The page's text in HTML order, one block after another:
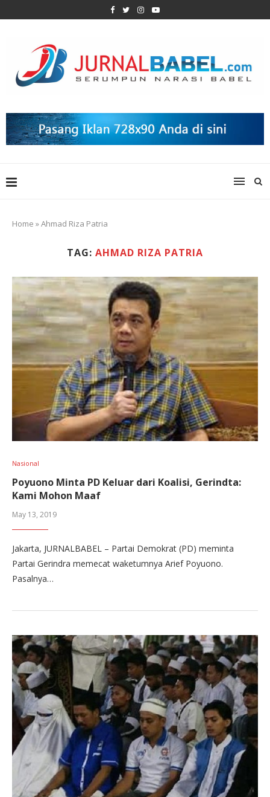
Home »Ahmad Riza Patria
TAG: AHMAD RIZA PATRIA
Nasional
Poyuono Minta PD Keluar dari Koalisi, Gerindta:
Kami Mohon Maaf
May 13, 2019
Jakarta, JURNALBABEL – Partai Demokrat (PD) meminta
Partai Gerindra memecat waketumnya Arief Poyuono.
Pasalnya…